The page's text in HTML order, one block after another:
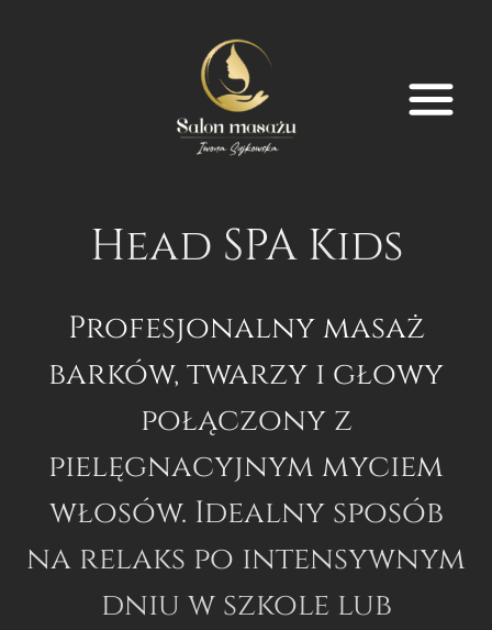
Head SPA Kids
Profesjonalny masaż
barków, twarzy i głowy
połączony z
pielęgnacyjnym myciem
włosów. Idealny sposób
na relaks po intensywnym
dniu w szkole lub